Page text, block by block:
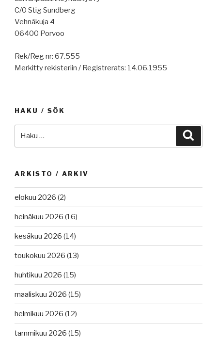
C/0 Stig Sundberg
Vehnäkuja 4
06400 Porvoo
Rek/Reg nr: 67.555
Merkitty rekisteriin / Registrerats: 14.06.1955
HAKU / SÖK
ARKISTO / ARKIV
elokuu 2026 (2)
heinäkuu 2026 (16)
kesäkuu 2026 (14)
toukokuu 2026 (13)
huhtikuu 2026 (15)
maaliskuu 2026 (15)
helmikuu 2026 (12)
tammikuu 2026 (15)